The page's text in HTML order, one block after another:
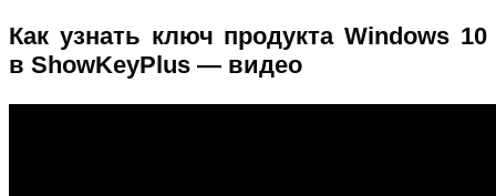
Как узнать ключ продукта Windows 10
в ShowKeyPlus — видео